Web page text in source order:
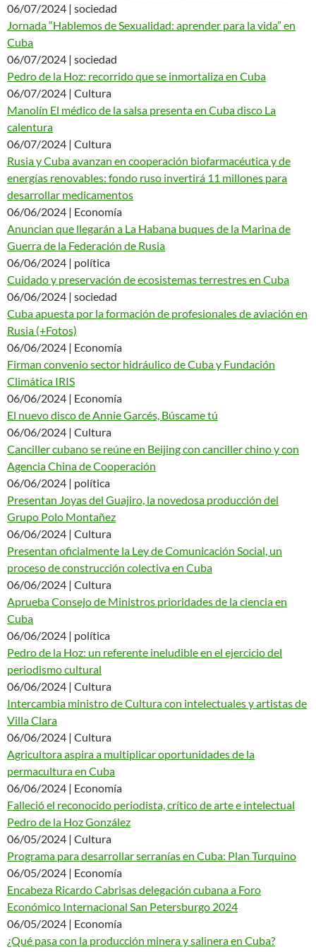
06/07/2024 | sociedad
Jornada “Hablemos de Sexualidad: aprender para la vida” en
Cuba
06/07/2024 | sociedad
Pedro de la Hoz: recorrido que se inmortaliza en Cuba
06/07/2024 | Cultura
Manolín El médico de la salsa presenta en Cuba disco La
calentura
06/07/2024 | Cultura
Rusia y Cuba avanzan en cooperación biofarmacéutica y de
energías renovables: fondo ruso invertirá 11 millones para
desarrollar medicamentos
06/06/2024 | Economía
Anuncian que llegarán a La Habana buques de la Marina de
Guerra de la Federación de Rusia
06/06/2024 | política
Cuidado y preservación de ecosistemas terrestres en Cuba
06/06/2024 | sociedad
Cuba apuesta por la formación de profesionales de aviación en
Rusia (+Fotos)
06/06/2024 | Economía
Firman convenio sector hidráulico de Cuba y Fundación
Climática IRIS
06/06/2024 | Economía
El nuevo disco de Annie Garcés, Búscame tú
06/06/2024 | Cultura
Canciller cubano se reúne en Beijing con canciller chino y con
Agencia China de Cooperación
06/06/2024 | política
Presentan Joyas del Guajiro, la novedosa producción del
Grupo Polo Montañez
06/06/2024 | Cultura
Presentan oficialmente la Ley de Comunicación Social, un
proceso de construcción colectiva en Cuba
06/06/2024 | Cultura
Aprueba Consejo de Ministros prioridades de la ciencia en
Cuba
06/06/2024 | política
Pedro de la Hoz: un referente ineludible en el ejercicio del
periodismo cultural
06/06/2024 | Cultura
Intercambia ministro de Cultura con intelectuales y artistas de
Villa Clara
06/06/2024 | Cultura
Agricultora aspira a multiplicar oportunidades de la
permacultura en Cuba
06/06/2024 | Economía
Falleció el reconocido periodista, crítico de arte e intelectual
Pedro de la Hoz González
06/05/2024 | Cultura
Programa para desarrollar serranías en Cuba: Plan Turquino
06/05/2024 | Economía
Encabeza Ricardo Cabrisas delegación cubana a Foro
Económico Internacional San Petersburgo 2024
06/05/2024 | Economía
¿Qué pasa con la producción minera y salinera en Cuba?